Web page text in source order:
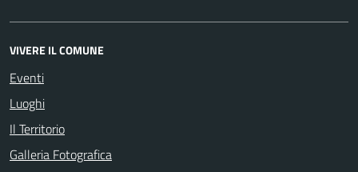
VIVERE IL COMUNE
Eventi
Luoghi
Il Territorio
Galleria Fotografica